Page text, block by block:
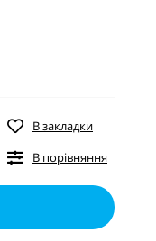
В закладки
В порівняння